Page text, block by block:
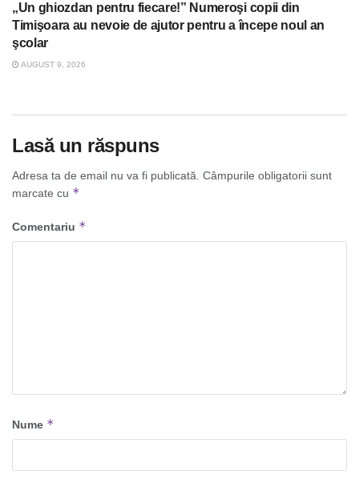
„Un ghiozdan pentru fiecare!” Numeroşi copii din
Timişoara au nevoie de ajutor pentru a începe noul an
şcolar
AUGUST 9, 2026
Lasă un răspuns
Adresa ta de email nu va fi publicată. Câmpurile obligatorii sunt
marcate cu *
Comentariu *
Nume *